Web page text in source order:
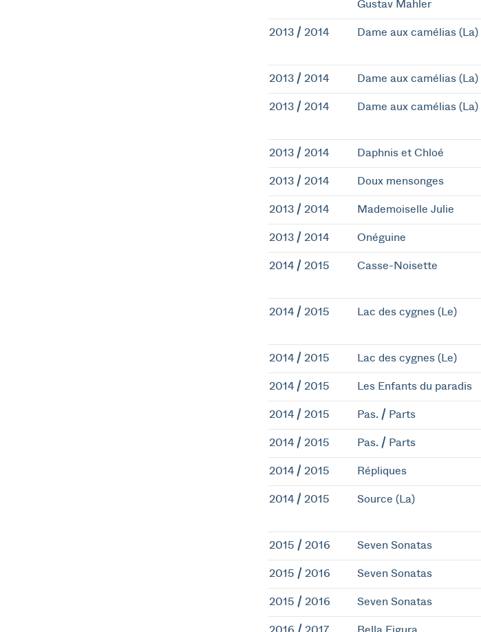
Gustav Mahler
2013 / 2014 Dame aux camélias (La)
2013 / 2014 Dame aux camélias (La)
2013 / 2014 Dame aux camélias (La)
2013 / 2014 Daphnis et Chloé
2013 / 2014 Doux mensonges
2013 / 2014 Mademoiselle Julie
2013 / 2014 Onéguine
2014 / 2015 Casse-Noisette
2014 / 2015 Lac des cygnes (Le)
2014 / 2015 Lac des cygnes (Le)
2014 / 2015 Les Enfants du paradis
2014 / 2015 Pas. / Parts
2014 / 2015 Pas. / Parts
2014 / 2015 Répliques
2014 / 2015 Source (La)
2015 / 2016 Seven Sonatas
2015 / 2016 Seven Sonatas
2015 / 2016 Seven Sonatas